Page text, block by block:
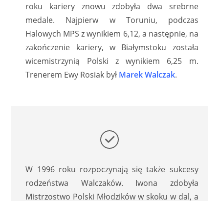
roku kariery znowu zdobyła dwa srebrne
medale. Najpierw w Toruniu, podczas
Halowych MPS z wynikiem 6,12, a następnie, na
zakończenie kariery, w Białymstoku została
wicemistrzynią Polski z wynikiem 6,25 m.
Trenerem Ewy Rosiak był Marek Walczak.
W 1996 roku rozpoczynają się także sukcesy
rodzeństwa Walczaków. Iwona zdobyła
Mistrzostwo Polski Młodzików w skoku w dal, a